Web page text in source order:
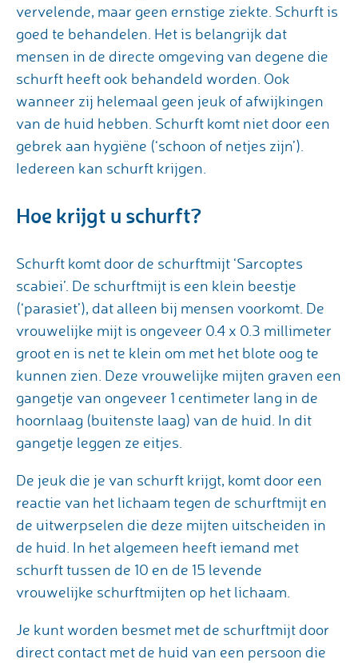
vervelende, maar geen ernstige ziekte. Schurft is
goed te behandelen. Het is belangrijk dat
mensen in de directe omgeving van degene die
schurft heeft ook behandeld worden. Ook
wanneer zij helemaal geen jeuk of afwijkingen
van de huid hebben. Schurft komt niet door een
gebrek aan hygiëne (‘schoon of netjes zijn’).
Iedereen kan schurft krijgen.
Hoe krijgt u schurft?
Schurft komt door de schurftmijt ‘Sarcoptes
scabiei’. De schurftmijt is een klein beestje
(‘parasiet’), dat alleen bij mensen voorkomt. De
vrouwelijke mijt is ongeveer 0.4 x 0.3 millimeter
groot en is net te klein om met het blote oog te
kunnen zien. Deze vrouwelijke mijten graven een
gangetje van ongeveer 1 centimeter lang in de
hoornlaag (buitenste laag) van de huid. In dit
gangetje leggen ze eitjes.
De jeuk die je van schurft krijgt, komt door een
reactie van het lichaam tegen de schurftmijt en
de uitwerpselen die deze mijten uitscheiden in
de huid. In het algemeen heeft iemand met
schurft tussen de 10 en de 15 levende
vrouwelijke schurftmijten op het lichaam.
Je kunt worden besmet met de schurftmijt door
direct contact met de huid van een persoon die